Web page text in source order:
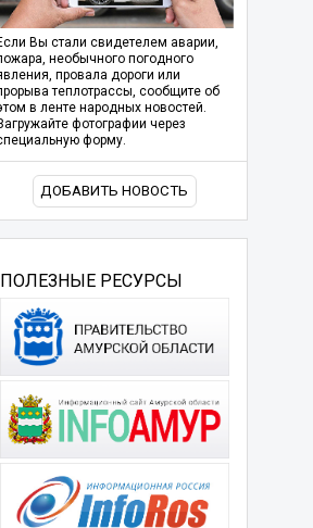
Вы стали свидетелем аварии,
необычного погодного
провала дороги или
теплотрассы, сообщите об
в ленте народных новостей.
фотографии через
форму.
ДОБАВИТЬ НОВОСТЬ
ПОЛЕЗНЫЕ РЕСУРСЫ